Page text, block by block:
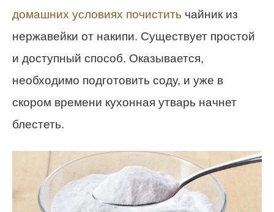
домашних условиях почистить чайник из
нержавейки от накипи. Существует простой
и доступный способ. Оказывается,
необходимо подготовить соду, и уже в
скором времени кухонная утварь начнет
блестеть.